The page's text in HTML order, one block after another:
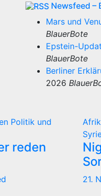
Newsfeed –
Mars und
BlauerBote
Epstein-
BlauerBote
Berliner
2026
Politik und
reden
21.